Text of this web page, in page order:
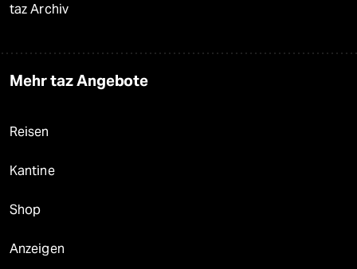
taz Archiv
Mehr taz Angebote
Reisen
Kantine
Shop
Anzeigen